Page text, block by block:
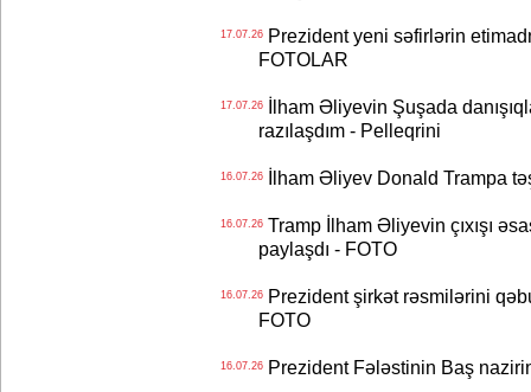
17.07.26Prezident yeni səfirlərin
FOTOLAR
17.07.26İlham Əliyevin Şuşada
razılaşdım - Pelleqrini
16.07.26İlham Əliyev Donald Trampa
16.07.26Tramp İlham Əliyevin çıxışı
paylaşdı - FOTO
16.07.26Prezident şirkət rəsmilərini
FOTO
16.07.26Prezident Fələstinin Baş